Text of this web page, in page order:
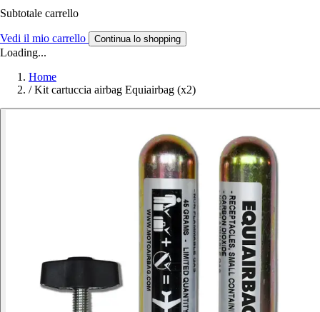
Subtotale carrello
Vedi il mio carrello Continua lo shopping
Loading...
Home
/ Kit cartuccia airbag Equiairbag (x2)